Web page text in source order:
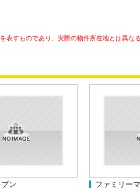
すものであり、実際の物件所在地とは異な
ン
ファミリー